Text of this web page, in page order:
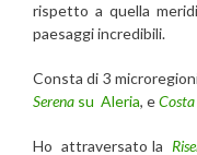
rispetto a quella
paesaggi incredibili.
Consta di 3
Serena su Aleria, e
Ho attraversato la